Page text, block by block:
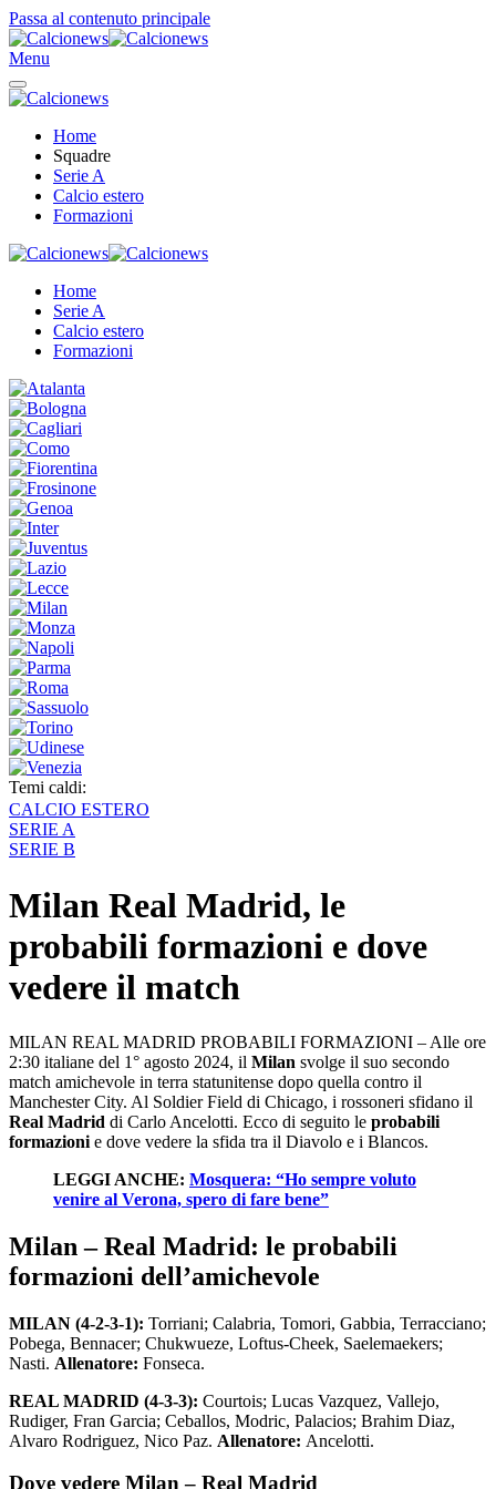
Passa al contenuto principale
Menu
Home
Squadre
Serie A
Calcio estero
Formazioni
Home
Serie A
Calcio estero
Formazioni
Temi caldi:
CALCIO ESTERO
SERIE A
SERIE B
Milan Real Madrid, le
probabili formazioni e dove
vedere il match
MILAN REAL MADRID PROBABILI FORMAZIONI – Alle ore
2:30 italiane del 1° agosto 2024, il Milan svolge il suo secondo
match amichevole in terra statunitense dopo quella contro il
Manchester City. Al Soldier Field di Chicago, i rossoneri sfidano il
Real Madrid di Carlo Ancelotti. Ecco di seguito le probabili
formazioni e dove vedere la sfida tra il Diavolo e i Blancos.
LEGGI ANCHE: Mosquera: “Ho sempre voluto
venire al Verona, spero di fare bene”
Milan – Real Madrid: le probabili
formazioni dell’amichevole
MILAN (4-2-3-1): Torriani; Calabria, Tomori, Gabbia, Terracciano;
Pobega, Bennacer; Chukwueze, Loftus-Cheek, Saelemaekers;
Nasti. Allenatore: Fonseca.
REAL MADRID (4-3-3): Courtois; Lucas Vazquez, Vallejo,
Rudiger, Fran Garcia; Ceballos, Modric, Palacios; Brahim Diaz,
Alvaro Rodriguez, Nico Paz. Allenatore: Ancelotti.
Dove vedere Milan – Real Madrid